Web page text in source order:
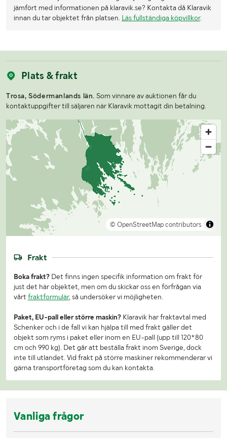
jämfört med informationen på klaravik.se? Kontakta då Klaravik
innan du tar objektet från platsen. Läs fullständiga köpvillkor.
Plats & frakt
Trosa, Södermanlands län. Som vinnare av auktionen får du
kontaktuppgifter till säljaren när Klaravik mottagit din betalning.
© OpenStreetMap contributors
Frakt
Boka frakt? Det finns ingen specifik information om frakt för
just det här objektet, men om du skickar oss en förfrågan via
vårt fraktformulär, så undersöker vi möjligheten.
Paket, EU-pall eller större maskin? Klaravik har fraktavtal med
Schenker och i de fall vi kan hjälpa till med frakt gäller det
objekt som ryms i paket eller inom en EU-pall (upp till 120*80
cm och 990 kg). Det går att beställa frakt inom Sverige, dock
inte till utlandet. Vid frakt på större maskiner rekommenderar vi
gärna transportföretag som du kan kontakta.
Vanliga frågor